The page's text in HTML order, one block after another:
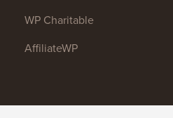
WP Charitable
AffiliateWP